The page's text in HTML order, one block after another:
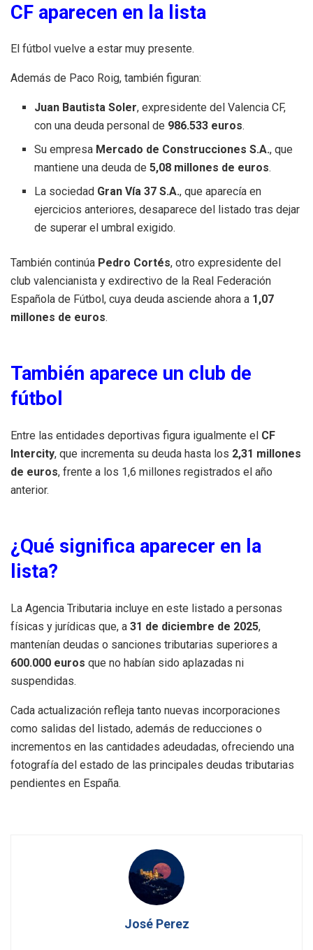
CF aparecen en la lista
El fútbol vuelve a estar muy presente.
Además de Paco Roig, también figuran:
Juan Bautista Soler, expresidente del Valencia CF,
con una deuda personal de 986.533 euros.
Su empresa Mercado de Construcciones S.A., que
mantiene una deuda de5,08 millones de euros.
La sociedad Gran Vía 37 S.A., que aparecía en
ejercicios anteriores, desaparece del listado tras dejar
de superar el umbral exigido.
También continúa Pedro Cortés, otro expresidente del
club valencianista y exdirectivo de la Real Federación
Española de Fútbol, cuya deuda asciende ahora a 1,07
millones de euros.
También aparece un club de
fútbol
Entre las entidades deportivas figura igualmente el CF
Intercity, que incrementa su deuda hasta los 2,31 millones
de euros, frente a los 1,6 millones registrados el año
anterior.
¿Qué significa aparecer en la
lista?
La Agencia Tributaria incluye en este listado a personas
físicas y jurídicas que, a 31 de diciembre de 2025,
mantenían deudas o sanciones tributarias superiores a
600.000 euros que no habían sido aplazadas ni
suspendidas.
Cada actualización refleja tanto nuevas incorporaciones
como salidas del listado, además de reducciones o
incrementos en las cantidades adeudadas, ofreciendo una
fotografía del estado de las principales deudas tributarias
pendientes en España.
José Perez